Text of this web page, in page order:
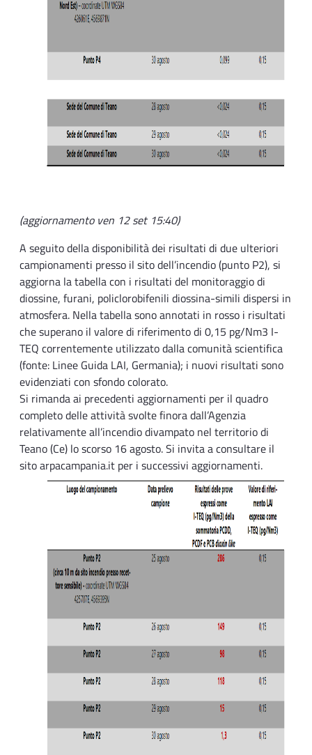
(aggiornamento ven 12 set 15:40)
A seguito della disponibilità dei risultati di due ulteriori
campionamenti presso il sito dell’incendio (punto P2), si
aggiorna la tabella con i risultati del monitoraggio di
diossine, furani, policlorobifenili diossina-simili dispersi in
atmosfera. Nella tabella sono annotati in rosso i risultati
che superano il valore di riferimento di 0,15 pg/Nm3 I-
TEQ correntemente utilizzato dalla comunità scientifica
(fonte: Linee Guida LAI, Germania); i nuovi risultati sono
evidenziati con sfondo colorato.
Si rimanda ai precedenti aggiornamenti per il quadro
completo delle attività svolte finora dall’Agenzia
relativamente all’incendio divampato nel territorio di
Teano (Ce) lo scorso 16 agosto. Si invita a consultare il
sito arpacampania.it per i successivi aggiornamenti.